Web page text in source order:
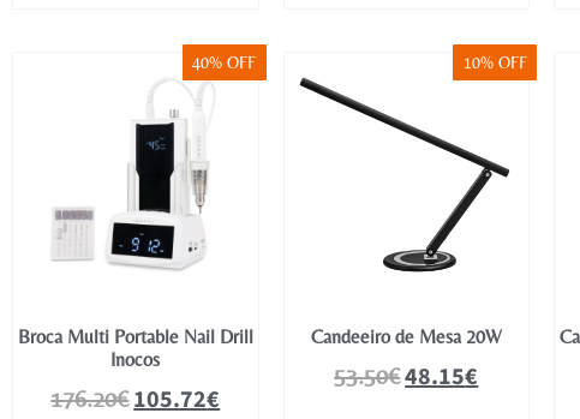
40% OFF
Broca Multi Portable Nail Drill
Inocos
176.20€105.72€
10% OFF
Candeeiro de Mesa 20W
53.50€48.15€